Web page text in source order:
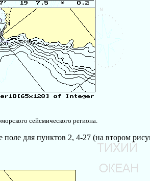
сейсмического региона.
для пунктов 2, 4-27 (на втором